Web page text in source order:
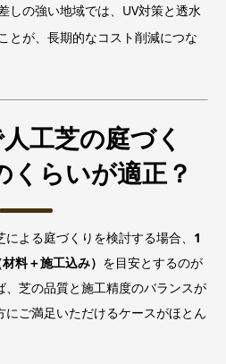
しの強い地域では、UV対策と透水
とが、長期的なコスト削減につな
工芝の庭づく
くらいが適正？
よる庭づくりを検討する場合、 1
料＋施工込み） を目安とするのが
芝の品質と施工精度のバランスが
ご満足いただけるケースがほとん